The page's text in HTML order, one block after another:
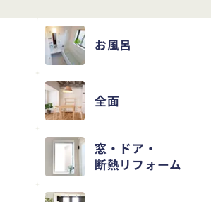
お風呂
全面
窓・ドア・
断熱リフォーム